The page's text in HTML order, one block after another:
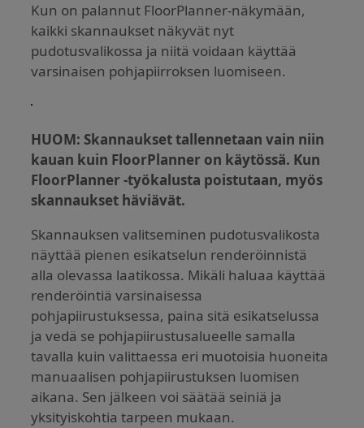
Kun on palannut FloorPlanner-näkymään,
kaikki skannaukset näkyvät nyt
pudotusvalikossa ja niitä voidaan käyttää
varsinaisen pohjapiirroksen luomiseen.
HUOM: Skannaukset tallennetaan vain niin
kauan kuin FloorPlanner on käytössä. Kun
FloorPlanner -työkalusta poistutaan, myös
skannaukset häviävät.
Skannauksen valitseminen pudotusvalikosta
näyttää pienen esikatselun renderöinnistä
alla olevassa laatikossa. Mikäli haluaa käyttää
renderöintiä varsinaisessa
pohjapiirustuksessa, paina sitä esikatselussa
ja vedä se pohjapiirustusalueelle samalla
tavalla kuin valittaessa eri muotoisia huoneita
manuaalisen pohjapiirustuksen luomisen
aikana. Sen jälkeen voi säätää seiniä ja
yksityiskohtia tarpeen mukaan.